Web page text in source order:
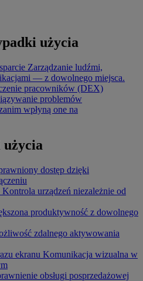
użycia
Zarządzanie ludźmi,
— z dowolnego miejsca.
pracowników (DEX)
problemów
wpłyną one na
dostęp dzięki
Kontrola urządzeń niezależnie od
produktywność z dowolnego
zdalnego aktywowania
ekranu Komunikacja wizualna w
obsługi posprzedażowej